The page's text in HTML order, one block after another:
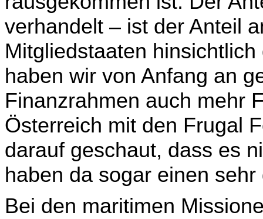
verhandelt – ist der Anteil
Mitgliedstaaten
haben wir von Anfang an
Finanzrahmen auch mehr
Österreich mit den Frugal
darauf geschaut, dass es
haben da sogar einen
Bei den maritimen